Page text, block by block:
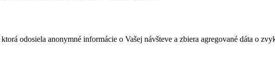
odosiela anonymné informácie o Vašej návšteve a zbiera agregované dáta o